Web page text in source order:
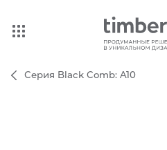
Серия Black Comb: A10